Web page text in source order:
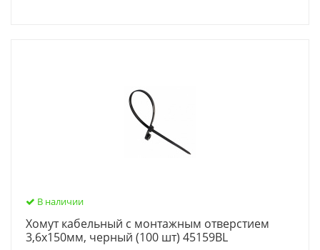
В наличии
Хомут кабельный с монтажным отверстием
3,6х150мм, черный (100 шт) 45159BL